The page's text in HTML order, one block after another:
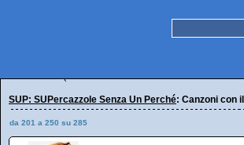
SUP: SUPercazzole Senza Un Perché: Canzoni con
da 201 a 250 su 285